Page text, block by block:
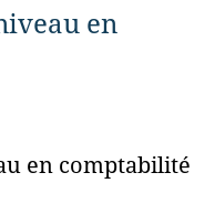
en
en comptabilité